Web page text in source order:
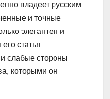
владеет русским
и точные
элегантен и
статья
и слабые стороны
которыми он